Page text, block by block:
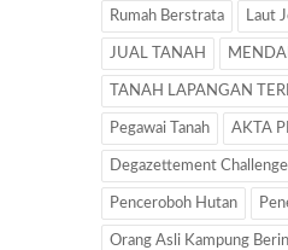
Rumah Berstrata Laut
JUAL TANAH
TANAH LAPANGAN
Pegawai Tanah AKTA
Degazettement
Penceroboh Hutan
Orang Asli Kampung